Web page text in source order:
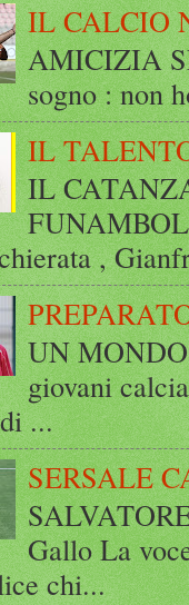
IL CALCIO
AMICIZIA
sogno : non
IL
IL
,
UN
giovani
...
SERSALE
Gallo La
chi...